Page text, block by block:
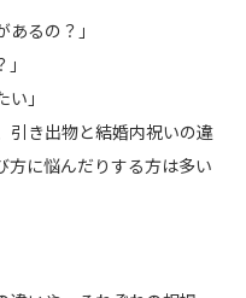
るの？」
」
引き出物と結婚内祝いの違
方に悩んだりする方は多い